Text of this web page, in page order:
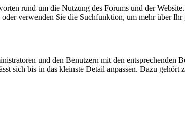
rund um die Nutzung des Forums und der Website.
verwenden Sie die Suchfunktion, um mehr über Ihr
und den Benutzern mit den
sich bis in das kleinste Detail anpassen. Dazu